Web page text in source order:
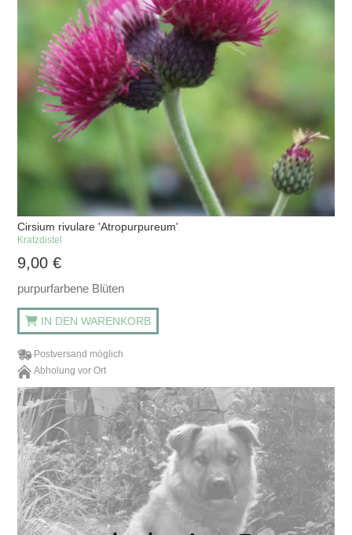
Cirsium rivulare 'Atropurpureum'
Kratzdistel
9,00€
purpurfarbene Blüten
IN DEN WARENKORB
Postversand möglich
Abholung vor Ort